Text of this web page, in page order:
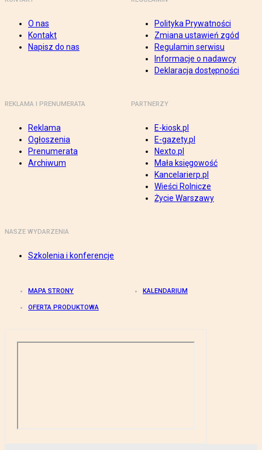
O nas
Kontakt
Napisz do nas
Polityka Prywatności
Zmiana ustawień zgód
Regulamin serwisu
Informacje o nadawcy
Deklaracja dostępności
REKLAMA I PRENUMERATA
Reklama
Ogłoszenia
Prenumerata
Archiwum
PARTNERZY
E-kiosk.pl
E-gazety.pl
Nexto.pl
Mała księgowość
Kancelarierp.pl
Wieści Rolnicze
Życie Warszawy
NASZE WYDARZENIA
Szkolenia i konferencje
MAPA STRONY KALENDARIUM
OFERTA PRODUKTOWA